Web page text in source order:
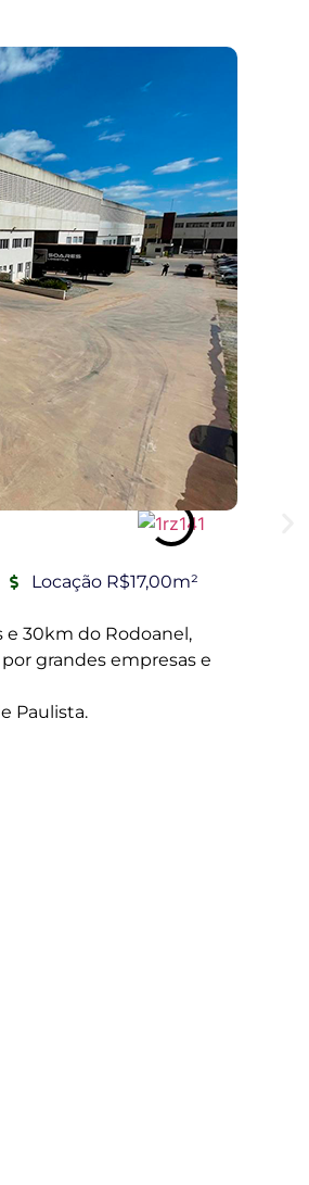
Locação R$17,00m²
e 30km do Rodoanel,
grandes empresas e
Paulista.